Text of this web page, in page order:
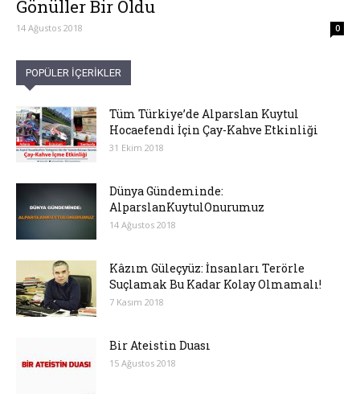
Gönüller Bir Oldu
14 Ağustos 2018 0
POPÜLER İÇERİKLER
Tüm Türkiye’de Alparslan Kuytul
Hocaefendi İçin Çay-Kahve Etkinliği
31 Ekim 2018
Dünya Gündeminde:
AlparslanKuytulOnurumuz
14 Ağustos 2018
Kâzım Güleçyüz: İnsanları Terörle
Suçlamak Bu Kadar Kolay Olmamalı!
7 Kasım 2018
Bir Ateistin Duası
15 Ağustos 2018